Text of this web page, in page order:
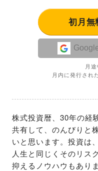
初月無
月
月内に発行され
株式投資暦、30年の経
共有して、のんびりと
いと思います。投資は
人生と同じくそのリス
抑えるノウハウもあり